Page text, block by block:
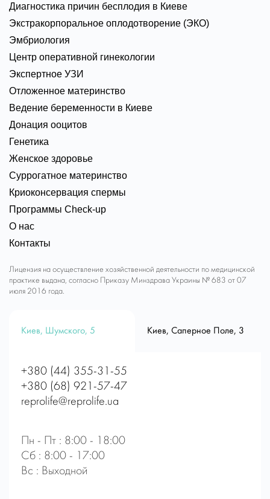
Диагностика причин бесплодия в Киеве
Экстракорпоральное оплодотворение (ЭКО)
Эмбриология
Центр оперативной гинекологии
Экспертное УЗИ
Отложенное материнство
Ведение беременности в Киеве
Донация ооцитов
Генетика
Женское здоровье
Суррогатное материнство
Криоконсервация спермы
Программы Check-up
О нас
Контакты
Лицензия на осуществление хозяйственной деятельности по медицинской
практике выдана, согласно Приказу Минздрава Украины № 683 от 07
июля 2016 года.
Киев, Шумского, 5 Киев, Саперное Поле, 3
+380 (44) 355-31-55
+380 (68) 921-57-47
reprolife@reprolife.ua
Пн - Пт : 8:00 - 18:00
Сб : 8:00 - 17:00
Вс : Выходной